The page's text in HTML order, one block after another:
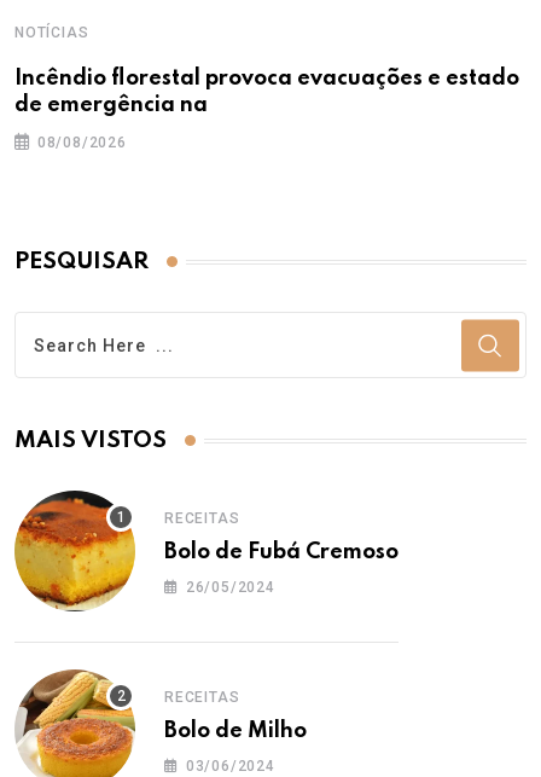
NOTÍCIAS
Incêndio florestal provoca evacuações e estado
de emergência na
08/08/2026
PESQUISAR
MAIS VISTOS
RECEITAS
Bolo de Fubá Cremoso
26/05/2024
RECEITAS
Bolo de Milho
03/06/2024